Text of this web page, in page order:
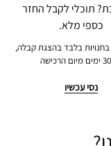
תוכלי לקבל החזר
כספי מלא.
בלבד בהצגת קבלה,
נסי עכשיו